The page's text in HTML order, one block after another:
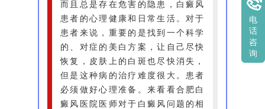
而且总是存在危害的隐患，白癜风
患者的心理健康和日常生活。对于
患者来说，重要的是找到一个科学
的、对症的美白方案，让自己尽快
恢复，皮肤上的白斑也尽快消失，
但是这种病的治疗难度很大。患者
必须做好心理准备。来看看合肥白
癜风医院医师对于白癜风问题的相
电
话
咨
询